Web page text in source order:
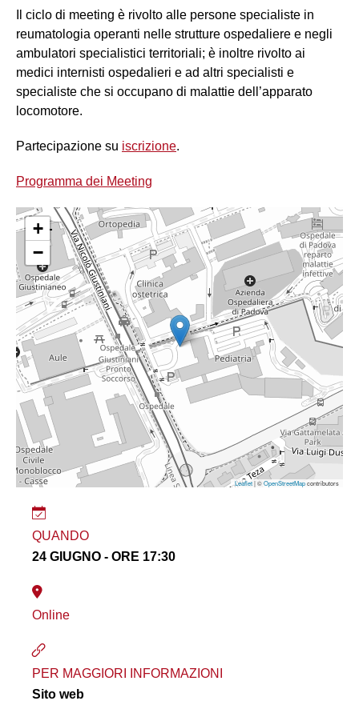
Il ciclo di meeting è rivolto alle persone specialiste in
reumatologia operanti nelle strutture ospedaliere e negli
ambulatori specialistici territoriali; è inoltre rivolto ai
medici internisti ospedalieri e ad altri specialisti e
specialiste che si occupano di malattie dell’apparato
locomotore.
Partecipazione su iscrizione.
Programma dei Meeting
+
−
Leaflet| ©OpenStreetMapcontributors
QUANDO
24 GIUGNO - ORE 17:30
Online
PER MAGGIORI INFORMAZIONI
Sito web